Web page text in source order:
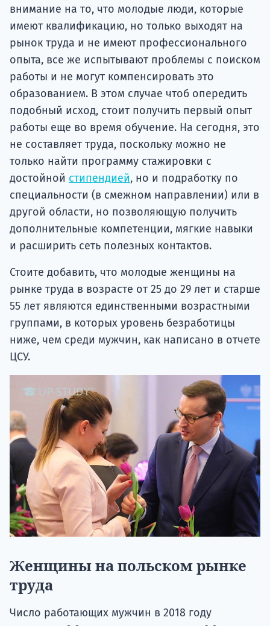
внимание на то, что молодые люди, которые
имеют квалификацию, но только выходят на
рынок труда и не имеют профессионального
опыта, все же испытывают проблемы с поиском
работы и не могут компенсировать это
образованием. В этом случае чтоб опередить
подобный исход, стоит получить первый опыт
работы еще во время обучение. На сегодня, это
не составляет труда, поскольку можно не
только найти программу стажировки с
достойной стипендией, но и подработку по
специальности (в смежном направлении) или в
другой области, но позволяющую получить
дополнительные компетенции, мягкие навыки
и расширить сеть полезных контактов.
Стоите добавить, что молодые женщины на
рынке труда в возрасте от 25 до 29 лет и старше
55 лет являются единственными возрастными
группами, в которых уровень безработицы
ниже, чем среди мужчин, как написано в отчете
ЦСУ.
Женщины на польском рынке
труда
Число работающих мужчин в 2018 году